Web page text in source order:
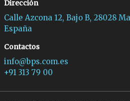
Dirección
Calle Azcona 12, Bajo B, 28028
España
Contactos
info@bps.com.es
+91 313 79 00